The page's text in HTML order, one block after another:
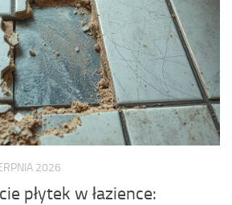
2026
płytek w łazience: